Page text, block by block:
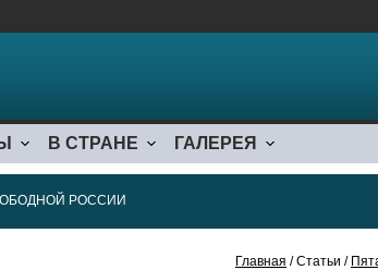
В СТРАНЕ ГАЛЕРЕЯ
РОССИИ
Главная / Статьи /